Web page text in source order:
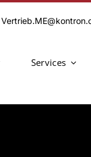
|
Services